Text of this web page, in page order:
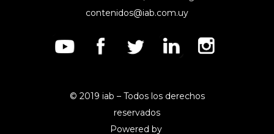
contenidos@iab.com.uy
© 2019 iab – Todos los derechos
reservados
Powered by